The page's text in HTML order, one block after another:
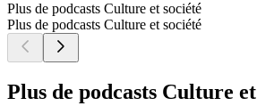
Plus de podcasts Culture et société
Plus de podcasts Culture et société
Plus de podcasts Culture